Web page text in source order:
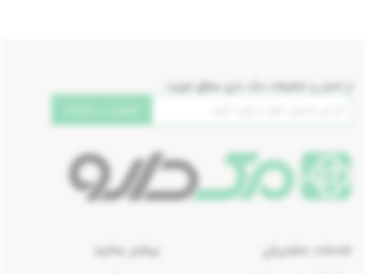
از اخبار و تخفیفات مک دارو مطلع شوید:
خدمات مشتریان
بیشتر بدانید